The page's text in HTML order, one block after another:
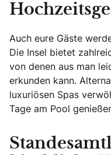
Auch eure Gäste
Die Insel bietet
von denen aus man
erkunden kann.
luxuriösen Spas
Tage am Pool